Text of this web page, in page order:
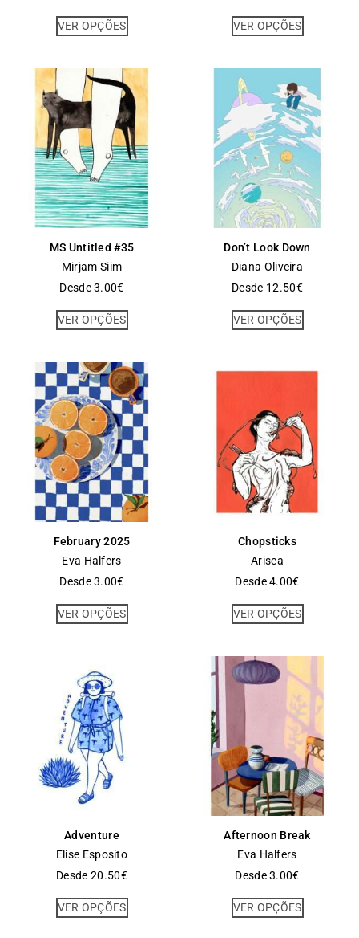
VER OPÇÕES VER OPÇÕES
MS Untitled #35
Mirjam Siim
Desde3.00€
VER OPÇÕES
Don’t Look Down
Diana Oliveira
Desde 12.50€
VER OPÇÕES
February 2025
Eva Halfers
Desde3.00€
VER OPÇÕES
Chopsticks
Arisca
Desde4.00€
VER OPÇÕES
Adventure
Elise Esposito
Desde 20.50€
VER OPÇÕES
Afternoon Break
Eva Halfers
Desde3.00€
VER OPÇÕES